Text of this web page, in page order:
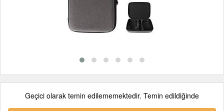
Geçici olarak temin edilememektedir. Temin edildiğinde